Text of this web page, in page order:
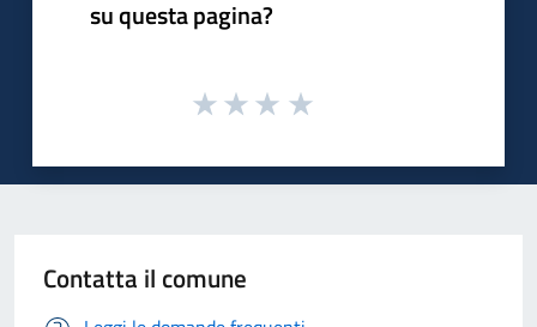
su questa pagina?
Contatta il comune